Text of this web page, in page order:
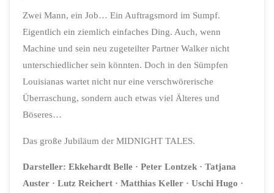
Zwei Mann, ein Job… Ein Auftragsmord im Sumpf.
Eigentlich ein ziemlich einfaches Ding. Auch, wenn
Machine und sein neu zugeteilter Partner Walker nicht
unterschiedlicher sein könnten. Doch in den Sümpfen
Louisianas wartet nicht nur eine verschwörerische
Überraschung, sondern auch etwas viel Älteres und
Böseres…
Das große Jubiläum der MIDNIGHT TALES.
Darsteller: Ekkehardt Belle · Peter Lontzek · Tatjana
Auster · Lutz Reichert · Matthias Keller · Uschi Hugo ·